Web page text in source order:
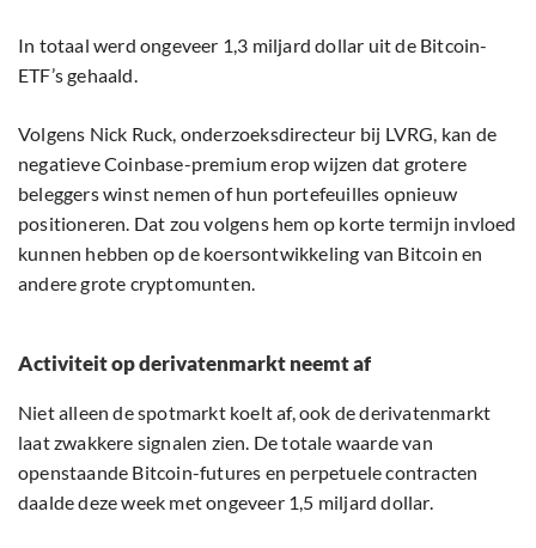
In totaal werd ongeveer 1,3 miljard dollar uit de Bitcoin-
ETF’s gehaald.
Volgens Nick Ruck, onderzoeksdirecteur bij LVRG, kan de
negatieve Coinbase-premium erop wijzen dat grotere
beleggers winst nemen of hun portefeuilles opnieuw
positioneren. Dat zou volgens hem op korte termijn invloed
kunnen hebben op de koersontwikkeling van Bitcoin en
andere grote cryptomunten.
Activiteit op derivatenmarkt neemt af
Niet alleen de spotmarkt koelt af, ook de derivatenmarkt
laat zwakkere signalen zien. De totale waarde van
openstaande Bitcoin-futures en perpetuele contracten
daalde deze week met ongeveer 1,5 miljard dollar.